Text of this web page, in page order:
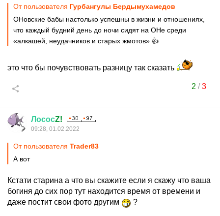
От пользователя Гурбангулы Бердымухамедов
ОНовские бабы настолько успешны в жизни и отношениях,
что каждый будний день до ночи сидят на ОНе среди
«алкашей, неудачников и старых жмотов» 👍
это что бы почувствовать разницу так сказать
2 /3
ЛососZ!
09:28, 01.02.2022
От пользователя Trader83
А вот
Кстати старина а что вы скажите если я скажу что ваша
богиня до сих пор тут находится время от времени и
даже постит свои фото другим
?